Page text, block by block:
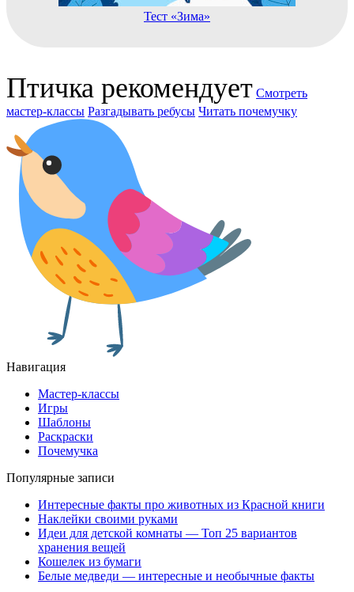
Тест «Зима»
Птичка рекомендует Смотреть
мастер-классы Разгадывать ребусы Читать почемучку
Навигация
Мастер-классы
Игры
Шаблоны
Раскраски
Почемучка
Популярные записи
Интересные факты про животных из Красной книги
Наклейки своими руками
Идеи для детской комнаты — Топ 25 вариантов
хранения вещей
Кошелек из бумаги
Белые медведи — интересные и необычные факты